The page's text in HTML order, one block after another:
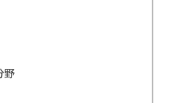
野